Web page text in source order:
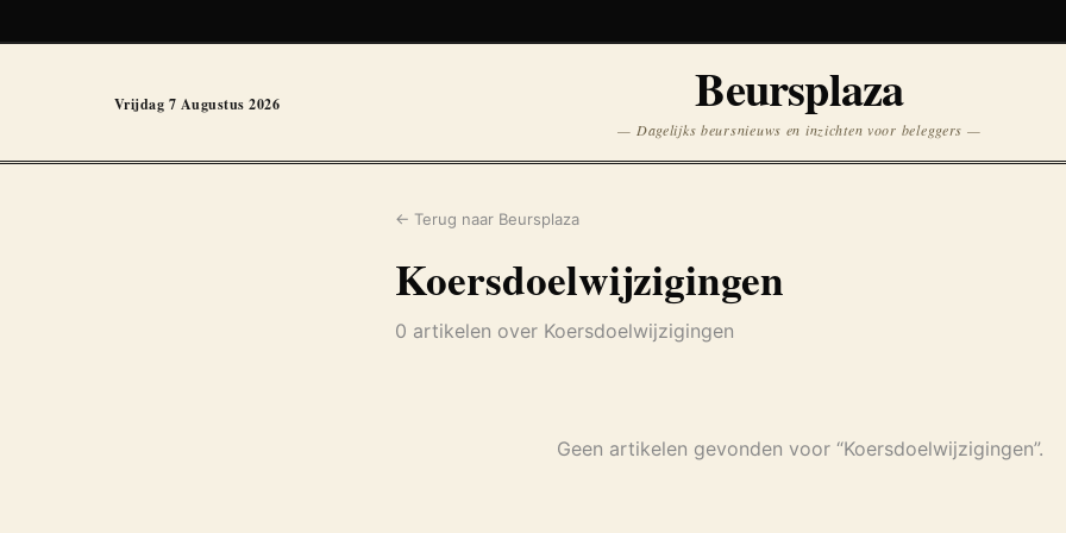
Vrijdag 7 Augustus 2026 Beursplaza
— Dagelijks beursnieuws en inzichten voor beleggers —
← Terug naar Beursplaza
Koersdoelwijzigingen
0 artikelen over Koersdoelwijzigingen
Geen artikelen gevonden voor “Koersdoelwijzigingen”.